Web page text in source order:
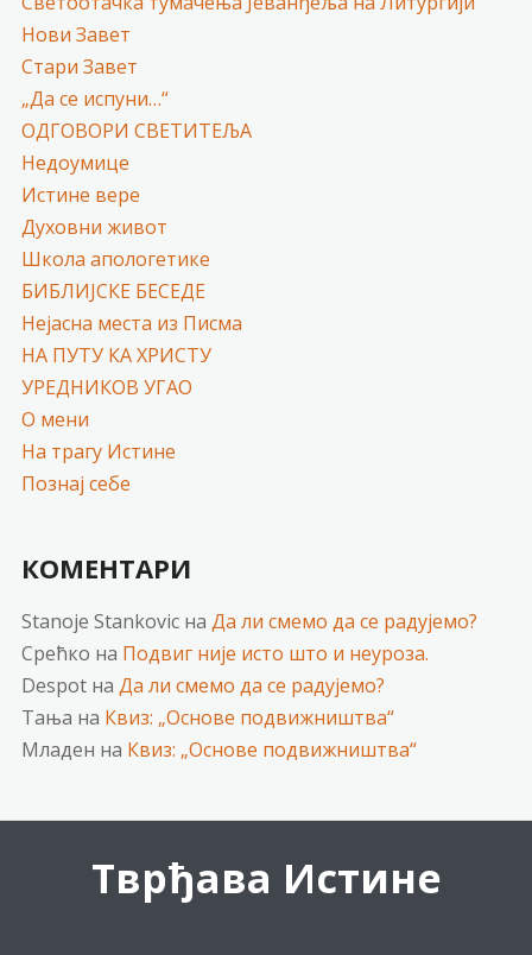
Нови Завет
Стари Завет
„Да се испуни…“
ОДГОВОРИ СВЕТИТЕЉА
Недоумице
Истине вере
Духовни живот
Школа апологетике
БИБЛИЈСКЕ БЕСЕДЕ
Нејасна места из Писма
НА ПУТУ КА ХРИСТУ
УРЕДНИКОВ УГАО
О мени
На трагу Истине
Познај себе
КОМЕНТАРИ
Stanoje Stankovicна Да ли смемо да се радујемо?
Срећко на Подвиг није исто што и неуроза.
Despotна Да ли смемо да се радујемо?
Тања на Квиз: „Основе подвижништва“
Младен на Квиз: „Основе подвижништва“
Тврђава Истине